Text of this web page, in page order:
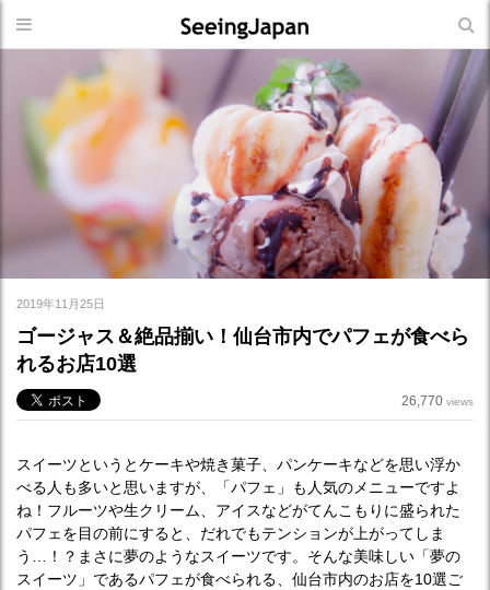
2019年11月25日
ゴージャス＆絶品揃い！仙台市内でパフェが食べら
れるお店10選
26,770 views
スイーツというとケーキや焼き菓子、パンケーキなどを思い浮か
べる人も多いと思いますが、「パフェ」も人気のメニューですよ
ね！フルーツや生クリーム、アイスなどがてんこもりに盛られた
パフェを目の前にすると、だれでもテンションが上がってしま
う…！？まさに夢のようなスイーツです。そんな美味しい「夢の
スイーツ」であるパフェが食べられる、仙台市内のお店を10選ご